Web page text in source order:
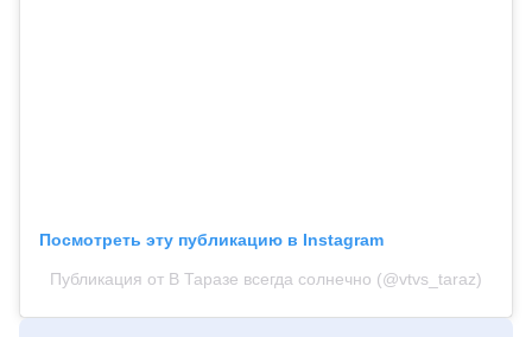
Посмотреть эту публикацию в Instagram
Публикация от В Таразе всегда солнечно (@vtvs_taraz)